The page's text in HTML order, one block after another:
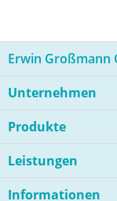
Erwin Großmann
Unternehmen
Produkte
Leistungen
Informationen